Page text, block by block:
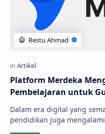
Platform Merdeka
Pembelajaran untuk
Dalam era digital yang
pendidikan juga